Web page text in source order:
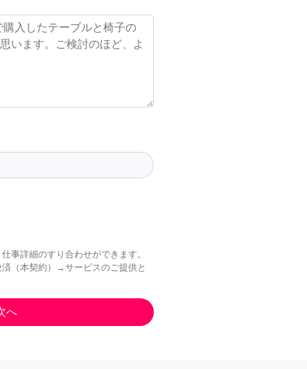
事詳細のすり合わせができます。
（本契約）→サービスのご提供と